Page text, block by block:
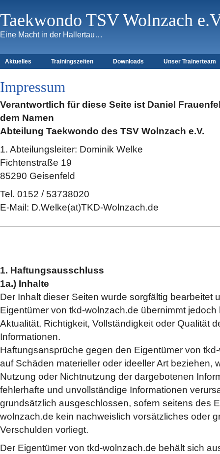
Taekwondo TSV Wolnzach
Eine Macht in der Hallertau…
Aktuelles Trainingszeiten Downloads Unser Trainerteam
Impressum
Verantwortlich für diese Seite ist Daniel
dem Namen
Abteilung Taekwondo des TSV Wolnzach e.V.
1. Abteilungsleiter: Dominik Welke
Fichtenstraße 19
85290 Geisenfeld
Tel. 0152 / 53738020
E-Mail: D.Welke(at)TKD-Wolnzach.de
1. Haftungsausschluss
1a.) Inhalte
Der Inhalt dieser Seiten wurde sorgfältig bearbeitet
Eigentümer von tkd-wolnzach.de übernimmt
Aktualität, Richtigkeit, Vollständigkeit oder Qualität
Informationen.
Haftungsansprüche gegen den Eigentümer von
auf Schäden materieller oder ideeller Art beziehen,
Nutzung oder Nichtnutzung der dargebotenen
fehlerhafte und unvollständige Informationen
grundsätzlich ausgeschlossen, sofern seitens des
wolnzach.de kein nachweislich vorsätzliches oder
Verschulden vorliegt.
Der Eigentümer von tkd-wolnzach.de behält sich